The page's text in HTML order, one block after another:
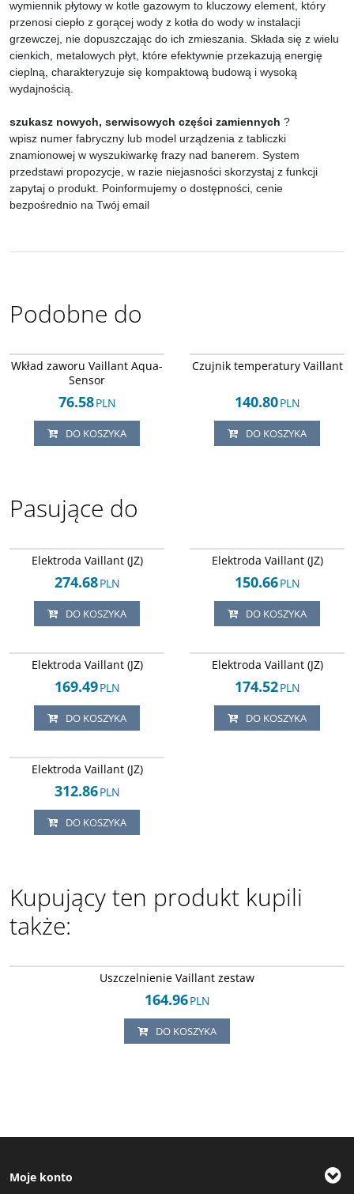
wymiennik płytowy w kotle gazowym to kluczowy element, który
przenosi ciepło z gorącej wody z kotła do wody w instalacji
grzewczej, nie dopuszczając do ich zmieszania. Składa się z wielu
cienkich, metalowych płyt, które efektywnie przekazują energię
cieplną, charakteryzuje się kompaktową budową i wysoką
wydajnością.
szukasz nowych, serwisowych części zamiennych ?
wpisz numer fabryczny lub model urządzenia z tabliczki
znamionowej w wyszukiwarkę frazy nad banerem. System
przedstawi propozycje, w razie niejasności skorzystaj z funkcji
zapytaj o produkt. Poinformujemy o dostępności, cenie
bezpośrednio na Twój email
Podobne do
Wkład zaworu Vaillant Aqua-
Sensor
76.58PLN
DO KOSZYKA
Czujnik temperatury Vaillant
140.80PLN
DO KOSZYKA
Pasujące do
Elektroda Vaillant (JZ)
274.68PLN
DO KOSZYKA
Elektroda Vaillant (JZ)
150.66PLN
DO KOSZYKA
Elektroda Vaillant (JZ)
169.49PLN
DO KOSZYKA
Elektroda Vaillant (JZ)
174.52PLN
DO KOSZYKA
Elektroda Vaillant (JZ)
312.86PLN
DO KOSZYKA
Kupujący ten produkt kupili
także:
Uszczelnienie Vaillant zestaw
164.96PLN
DO KOSZYKA
Moje konto